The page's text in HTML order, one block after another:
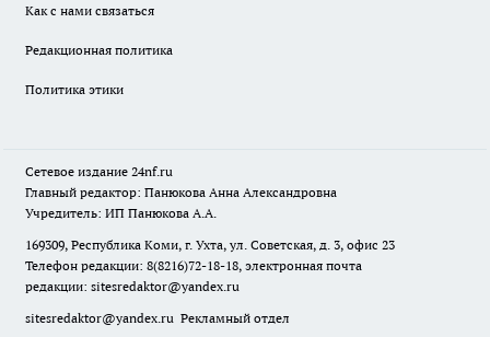
Как с нами связаться
Редакционная политика
Политика этики
Сетевое издание 24nf.ru
Главный редактор: Панюкова Анна Александровна
Учредитель: ИП Панюкова А.А.
169309, Республика Коми, г. Ухта, ул. Советская, д. 3, офис 23
Телефон редакции: 8(8216)72-18-18, электронная почта
редакции: sitesredaktor@yandex.ru
sitesredaktor@yandex.ru Рекламный отдел